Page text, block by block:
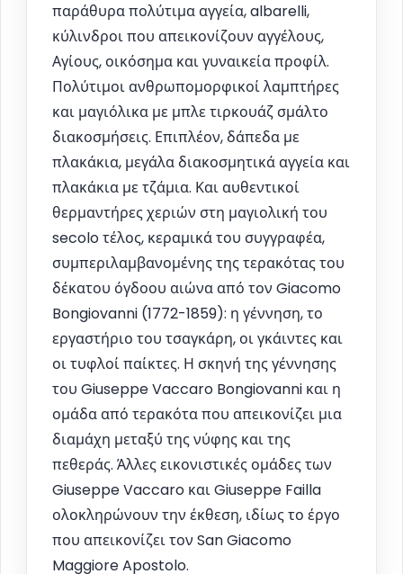
παράθυρα πολύτιμα αγγεία, albarelli,
κύλινδροι που απεικονίζουν αγγέλους,
Αγίους, οικόσημα και γυναικεία προφίλ.
Πολύτιμοι ανθρωπομορφικοί λαμπτήρες
και μαγιόλικα με μπλε τιρκουάζ σμάλτο
διακοσμήσεις. Επιπλέον, δάπεδα με
πλακάκια, μεγάλα διακοσμητικά αγγεία και
πλακάκια με τζάμια. Και αυθεντικοί
θερμαντήρες χεριών στη μαγιολική του
secolo τέλος, κεραμικά του συγγραφέα,
συμπεριλαμβανομένης της τερακότας του
δέκατου όγδοου αιώνα από τον Giacomo
Bongiovanni (1772-1859): η γέννηση, το
εργαστήριο του τσαγκάρη, οι γκάιντες και
οι τυφλοί παίκτες. Η σκηνή της γέννησης
του Giuseppe Vaccaro Bongiovanni και η
ομάδα από τερακότα που απεικονίζει μια
διαμάχη μεταξύ της νύφης και της
πεθεράς. Άλλες εικονιστικές ομάδες των
Giuseppe Vaccaro και Giuseppe Failla
ολοκληρώνουν την έκθεση, ιδίως το έργο
που απεικονίζει τον San Giacomo
Maggiore Apostolo.